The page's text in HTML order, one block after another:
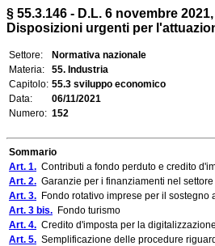
§ 55.3.146 - D.L. 6 novembre
Disposizioni urgenti per
Settore:
Normativa nazionale
Materia:
55. Industria
Capitolo: 55.3 sviluppo economico
Data:
06/11/2021
Numero: 152
Sommario
Art. 1. Contributi a fondo perduto e credito
Art. 2. Garanzie per i finanziamenti nel
Art. 3. Fondo rotativo imprese per il
Art. 3 bis. Fondo turismo
Art. 4. Credito d'imposta per la
Art. 5. Semplificazione delle procedure